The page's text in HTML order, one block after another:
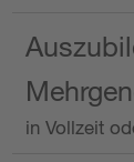
in Vollzeit